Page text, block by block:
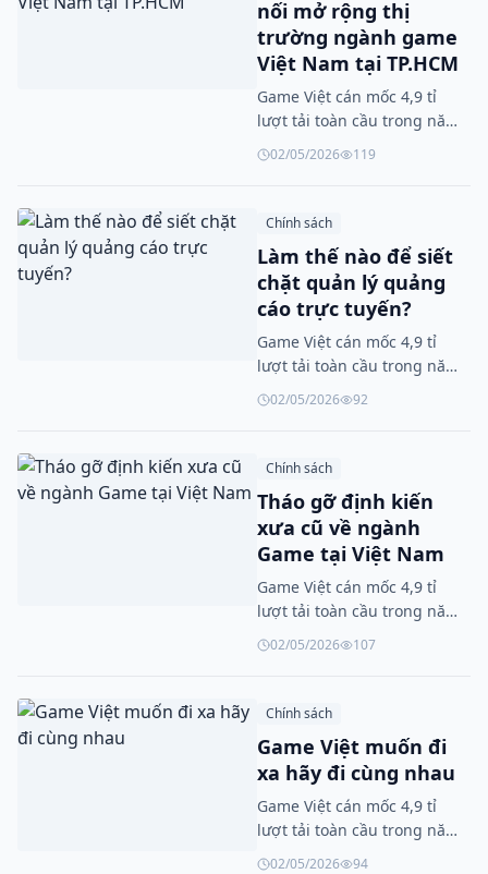
nối mở rộng thị
trường ngành game
Việt Nam tại TP.HCM
Game Việt cán mốc 4,9 tỉ
lượt tải toàn cầu trong năm
2025
02/05/2026 119
Chính sách
Làm thế nào để siết
chặt quản lý quảng
cáo trực tuyến?
Game Việt cán mốc 4,9 tỉ
lượt tải toàn cầu trong năm
2025
02/05/2026 92
Chính sách
Tháo gỡ định kiến
xưa cũ về ngành
Game tại Việt Nam
Game Việt cán mốc 4,9 tỉ
lượt tải toàn cầu trong năm
2025
02/05/2026 107
Chính sách
Game Việt muốn đi
xa hãy đi cùng nhau
Game Việt cán mốc 4,9 tỉ
lượt tải toàn cầu trong năm
2025
02/05/2026 94